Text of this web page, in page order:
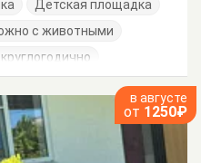
Детская площадка
с животными
в августе
от 1250₽